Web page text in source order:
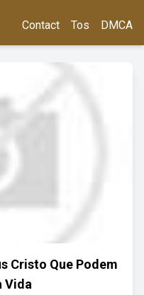
Contact Tos DMCA
Cristo Que Podem
Vida